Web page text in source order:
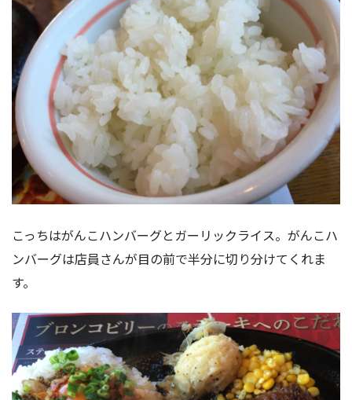
こっちはがんこハンバーグとガーリックライス。がんこハ
ンバーグは店員さんが目の前で半分に切り分けてくれま
す。